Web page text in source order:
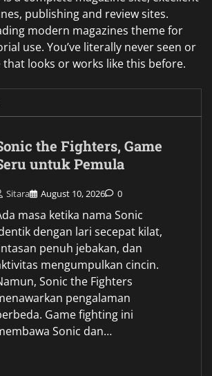
publishing and review sites.
modern magazines theme for
use. You’ve literally never seen or
that looks or works like this before.
the Fighters, Game
untuk Pemula
Sitara August 10, 2026 0
masa ketika nama Sonic
dengan lari secepat kilat,
penuh jebakan, dan
mengumpulkan cincin.
Sonic the Fighters
pengalaman
Game fighting ini
Sonic dan…